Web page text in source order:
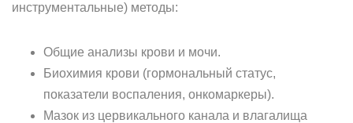
инструментальные) методы:
Общие анализы крови и мочи.
Биохимия крови (гормональный статус,
показатели воспаления, онкомаркеры).
Мазок из цервикального канала и влагалища